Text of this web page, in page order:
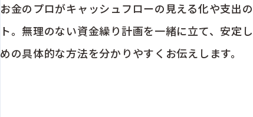
お金のプロがキャッシュフローの見える化や支出
ト。無理のない資金繰り計画を一緒に立て、安定
めの具体的な方法を分かりやすくお伝えします。